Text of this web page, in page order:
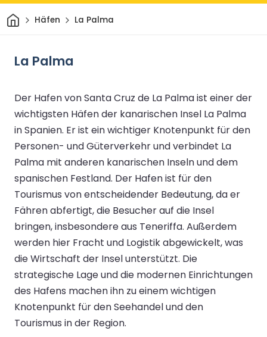
HeimHäfen La Palma
La Palma
Der Hafen von Santa Cruz de La Palma ist einer der
wichtigsten Häfen der kanarischen Insel La Palma
in Spanien. Er ist ein wichtiger Knotenpunkt für den
Personen- und Güterverkehr und verbindet La
Palma mit anderen kanarischen Inseln und dem
spanischen Festland. Der Hafen ist für den
Tourismus von entscheidender Bedeutung, da er
Fähren abfertigt, die Besucher auf die Insel
bringen, insbesondere aus Teneriffa. Außerdem
werden hier Fracht und Logistik abgewickelt, was
die Wirtschaft der Insel unterstützt. Die
strategische Lage und die modernen Einrichtungen
des Hafens machen ihn zu einem wichtigen
Knotenpunkt für den Seehandel und den
Tourismus in der Region.